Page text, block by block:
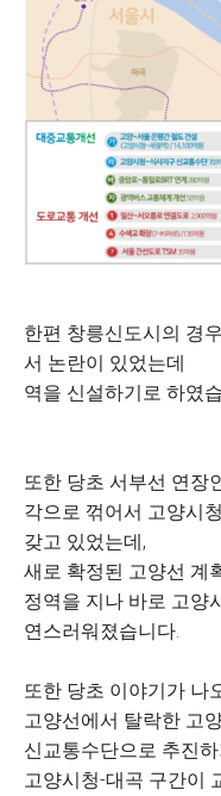
한편 창릉신도시의 경
서 논란이 있었는데
역을 신설하기로 하였
또한 당초 서부선 연장
각으로 꺾어서 고양시
갖고 있었는데,
새로 확정된 고양선 계
정역을 지나 바로 고양
연스러워졌습니다.
또한 당초 이야기가 나
고양선에서 탈락한 고
신교통수단으로 추진
고양시청-대곡 구간이